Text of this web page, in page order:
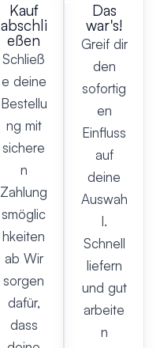
Kauf
abschli
eßen
Schließ
e deine
Bestellu
ng mit
sichere
n
Zahlung
smöglic
hkeiten
ab Wir
sorgen
dafür,
dass
Das
war's!
Greif dir
den
sofortig
en
Einfluss
auf
deine
Auswah
l.
Schnell
liefern
und gut
arbeite
n